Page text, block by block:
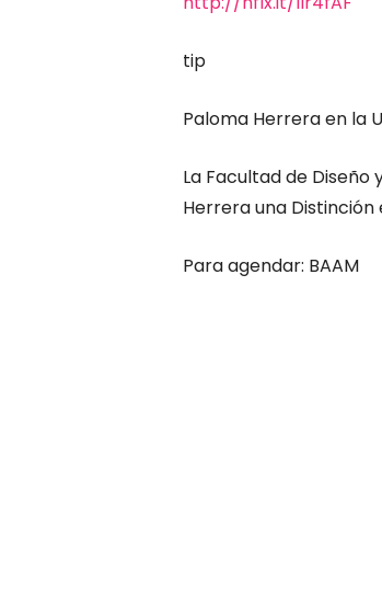
tip
Paloma Herrera en la
La Facultad de
Herrera una Distinción
Para agendar: BAAM